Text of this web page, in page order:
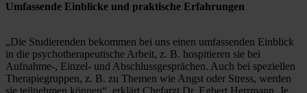
Umfassende Einblicke und praktische Erfahrungen
„Die Studierenden bekommen bei uns einen umfassenden Einblick
in die psychotherapeutische Arbeit, z. B. hospitieren sie bei
Aufnahme-, Einzel- und Abschlussgesprächen. Auch bei speziellen
Therapiegruppen, z. B. zu Themen wie Angst oder Stress, werden
sie teilnehmen können“, erklärt Chefarzt Dr. Egbert Herrmann. Je